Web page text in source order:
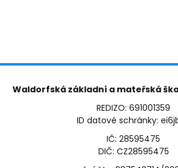
Waldorfská základní a mateřská
REDIZO: 691001359
ID datové schránky:
IČ: 28595475
DIČ: CZ28595475